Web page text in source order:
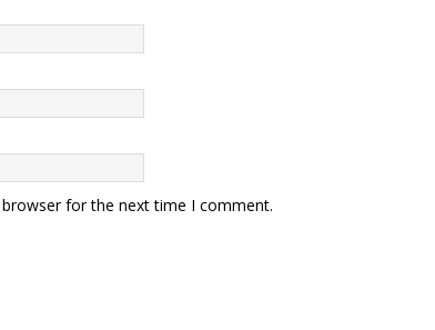
for the next time I comment.